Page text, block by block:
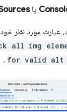
یا
عبارت مورد نظر خود
all img
for valid alt
.